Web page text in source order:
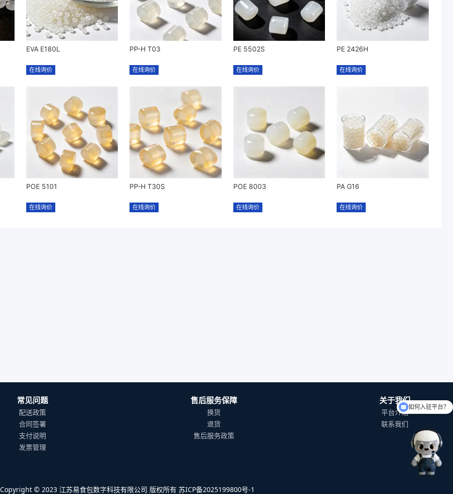
EVA E180L
在线询价
PP-H T03
在线询价
PE 5502S
在线询价
PE 2426H
在线询价
POE 5101
在线询价
PP-H T30S
在线询价
POE 8003
在线询价
PA G16
在线询价
常见问题
配送政策
合同签署
支付说明
发票管理
售后服务保障
换货
退货
售后服务政策
关于我们
平台介绍
联系我们
Copyright © 2023 江苏易食包数字科技有限公司 版权所有 苏ICP备2025199800号-1
如何入驻平台？